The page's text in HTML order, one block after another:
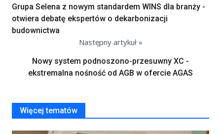
Grupa Selena z nowym standardem WINS dla branży -
otwiera debatę ekspertów o dekarbonizacji
budownictwa
Następny artykuł »
Nowy system podnoszono-przesuwny XC -
ekstremalna nośność od AGB w ofercie AGAS
Więcej tematów